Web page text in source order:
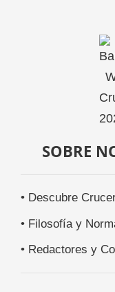
SOBRE
• Descubre
• Filosofía y
• Redactores y